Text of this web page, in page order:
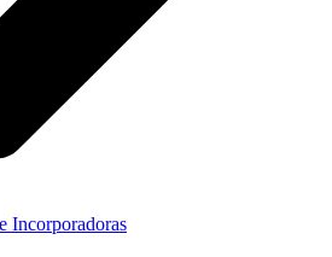
Incorporadoras